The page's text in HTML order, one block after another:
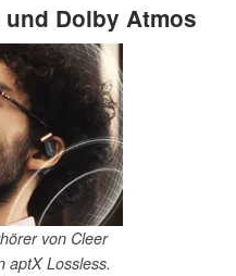
Dolby Atmos
von Cleer
aptX Lossless.